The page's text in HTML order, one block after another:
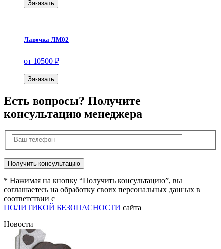
Заказать
Лавочка ЛМ02
от 10500 ₽
Заказать
Есть вопросы? Получите
консультацию менеджера
* Нажимая на кнопку “Получить консультацию”, вы
соглашаетесь на обработку своих персональных данных в
соответствии с
ПОЛИТИКОЙ БЕЗОПАСНОСТИ сайта
Новости